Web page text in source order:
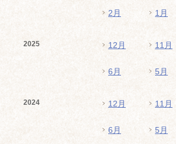
2月 1月
2025 12月 11月
6月 5月
2024 12月 11月
6月 5月